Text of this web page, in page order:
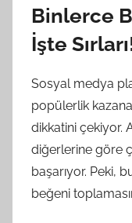
Binlerce
İşte
Sosyal medya
popülerlik
dikkatini çekiyor.
diğerlerine göre
başarıyor. Peki,
beğeni